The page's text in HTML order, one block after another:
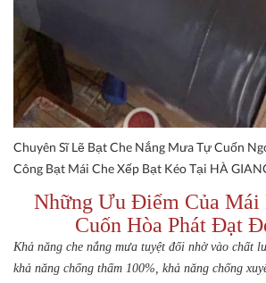
Chuyên Sĩ Lẽ Bạt Che Nắng Mưa Tự Cuốn
Công Bạt Mái Che Xếp Bạt Kéo Tại HÀ
Những Ưu Điểm Của Mái
Cuốn Hòa Phát Đạt
Khả năng che nắng mưa tuyệt đối nhờ vào chất
khả năng chống thấm 100%, khả năng chống